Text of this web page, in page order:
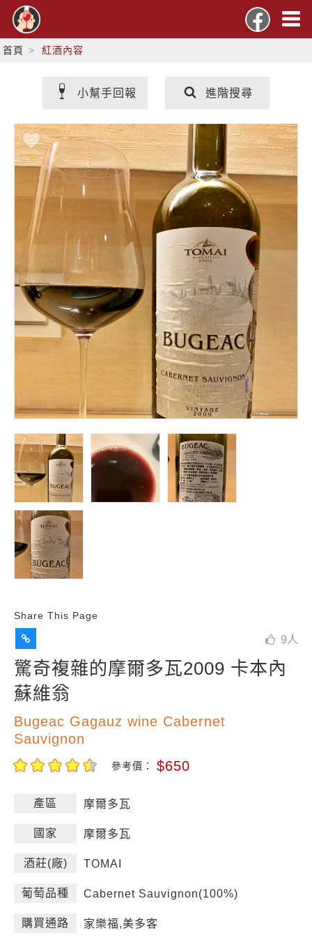
首頁 紅酒內容
小幫手回報 進階搜尋
Share This Page
9 人
驚奇複雜的摩爾多瓦2009 卡本內
蘇維翁
Bugeac Gagauz wine Cabernet
Sauvignon
參考價： $650
產區 摩爾多瓦
國家 摩爾多瓦
酒莊(廠) TOMAI
葡萄品種 Cabernet Sauvignon(100%)
購買通路 家樂福,美多客